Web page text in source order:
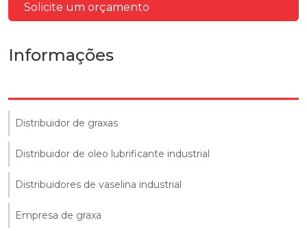
Solicite um orçamento
Informações
Distribuidor de graxas
Distribuidor de oleo lubrificante industrial
Distribuidores de vaselina industrial
Empresa de graxa